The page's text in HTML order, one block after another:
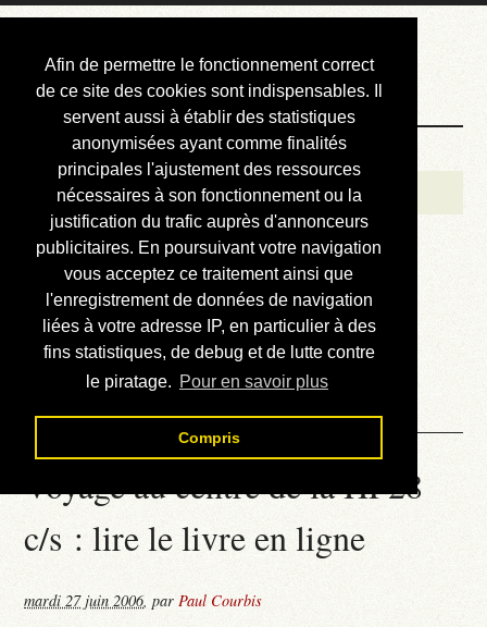
Afin de permettre le fonctionnement correct
de ce site des cookies sont indispensables. Il
servent aussi à établir des statistiques
anonymisées ayant comme finalités
principales l'ajustement des ressources
nécessaires à son fonctionnement ou la
justification du trafic auprès d'annonceurs
publicitaires. En poursuivant votre navigation
vous acceptez ce traitement ainsi que
l'enregistrement de données de navigation
liées à votre adresse IP, en particulier à des
fins statistiques, de debug et de lutte contre
le piratage. Pour en savoir plus
Compris
Courbis, « LE »
Blog Officiel
Bienvenue
Réalisations
Divers (et d’été)
Annonces
Liens externes
Téléchargement
Contact
Voyage au centre de la HP28
c/s : lire le livre en ligne
mardi 27 juin 2006,parPaul Courbis